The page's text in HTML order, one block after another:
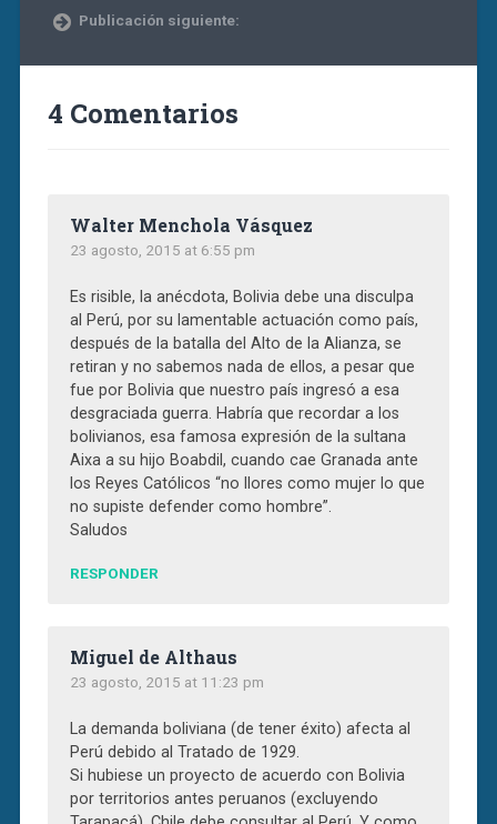
Publicación siguiente:
4 Comentarios
Walter Menchola Vásquez
23 agosto, 2015 at 6:55 pm
Es risible, la anécdota, Bolivia debe una disculpa
al Perú, por su lamentable actuación como país,
después de la batalla del Alto de la Alianza, se
retiran y no sabemos nada de ellos, a pesar que
fue por Bolivia que nuestro país ingresó a esa
desgraciada guerra. Habría que recordar a los
bolivianos, esa famosa expresión de la sultana
Aixa a su hijo Boabdil, cuando cae Granada ante
los Reyes Católicos “no llores como mujer lo que
no supiste defender como hombre”.
Saludos
RESPONDER
Miguel de Althaus
23 agosto, 2015 at 11:23 pm
La demanda boliviana (de tener éxito) afecta al
Perú debido al Tratado de 1929.
Si hubiese un proyecto de acuerdo con Bolivia
por territorios antes peruanos (excluyendo